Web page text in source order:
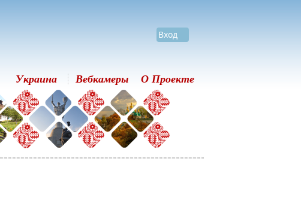
Вход
Украина Вебкамеры О Проекте